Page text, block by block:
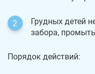
Грудных детей
забора,
Порядок действий: